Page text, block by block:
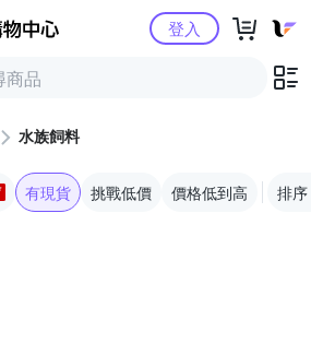
Yahoo購物中心登入
水族飼料
有現貨 挑戰低價 價格低到高 排序